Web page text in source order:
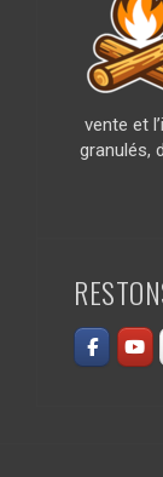
vente et
granulés,